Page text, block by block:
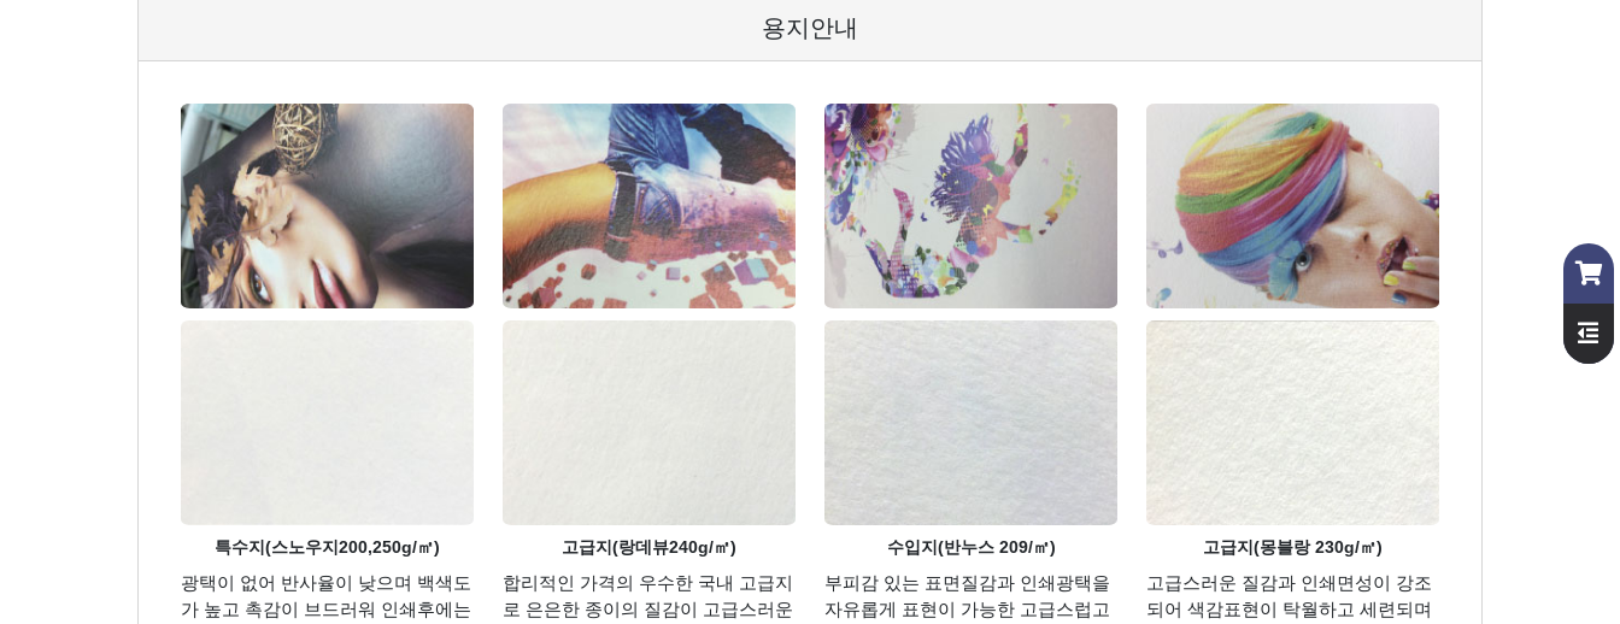
용지안내
특수지(스노우지200,250g/㎡)
광택이 없어 반사율이 낮으며 백색도
가 높고 촉감이 브드러워 인쇄후에는
고급지(랑데뷰240g/㎡)
합리적인 가격의 우수한 국내 고급지
로 은은한 종이의 질감이 고급스러운
수입지(반누스 209/㎡)
부피감 있는 표면질감과 인쇄광택을
자유롭게 표현이 가능한 고급스럽고
고급지(몽블랑 230g/㎡)
고급스러운 질감과 인쇄면성이 강조
되어 색감표현이 탁월하고 세련되며